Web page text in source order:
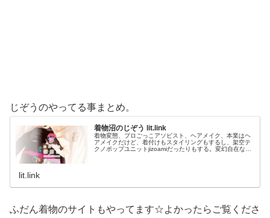
じぞうのやってる事まとめ。
着物沼のじぞう lit.link
着物変態、プロごっこアソビスト、ヘアメイク、本業はヘ
アメイクだけど、着付けもスタイリングもするし、架空テ
クノポップユニットjizoamiだったりもする。変幻自在なた
lit.link
ふだん着物のサイトもやってます☆よかったらご覧くださ